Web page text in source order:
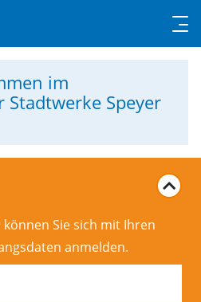
im
Speyer
können Sie sich mit Ihren
anmelden.